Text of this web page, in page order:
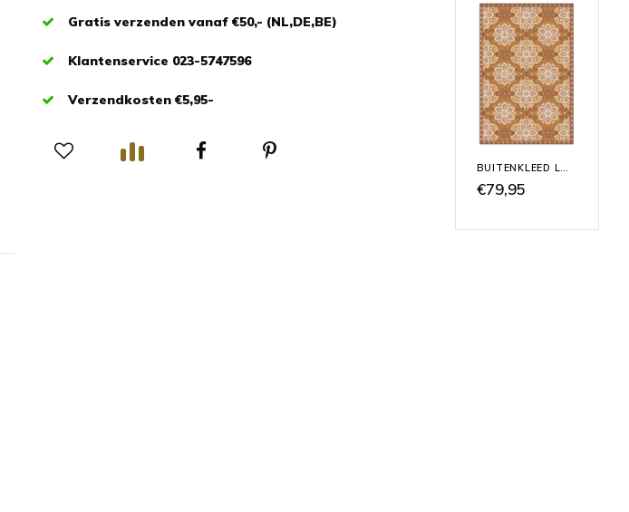
Gratis verzenden vanaf €50,- (NL,DE,BE)
Klantenservice 023-5747596
Verzendkosten €5,95-
€79,95